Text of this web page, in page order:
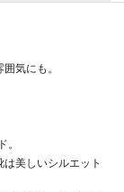
気にも。
美しいシルエット